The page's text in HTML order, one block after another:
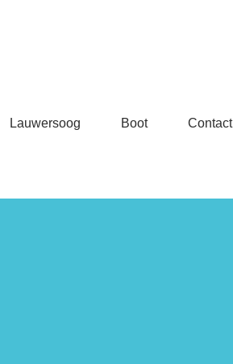
Lauwersoog Boot Contact